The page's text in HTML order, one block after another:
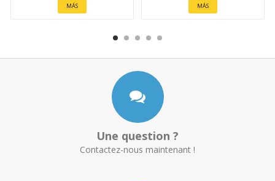
MÁS MÁS
Une question ?
Contactez-nous maintenant !